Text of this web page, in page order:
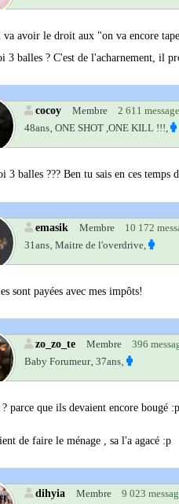
va avoir le droit aux "on va encore
3 balles ? C'est de l'acharnement, il
cocoy Membre 2 611
48ans‚ ONE SHOT ,ONE KILL !!!,
3 balles ??? Ben tu sais en ces
emasik Membre
10 172
31ans‚ Maitre de l'overdrive,
sont payées avec mes impôts!
zo_zo_te Membre
396
Baby Forumeur‚ 37ans‚
parce que ils devaient encore bougé :p
de faire le ménage , sa l'a agacé :p
dihyia Membre
9 023